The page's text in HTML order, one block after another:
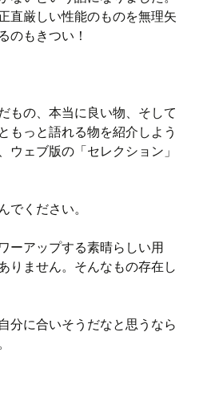
直厳しい性能のものを無理矢
のもきつい！
もの、本当に良い物、そして
もっと語れる物を紹介しよう
ウェブ版の「セレクション」
でください。
ーアップする素晴らしい用
ません。そんなもの存在し
分に合いそうだなと思うなら